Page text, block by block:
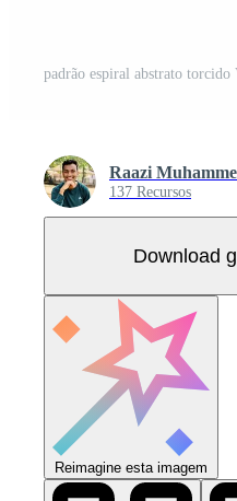
padrão espiral abstrato torcido
Raazi
137 Recursos
Download
Reimagine esta imagem